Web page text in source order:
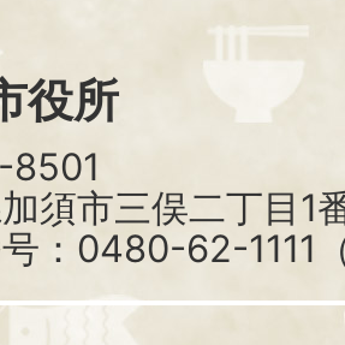
役所
須市三俣二丁目1
：0480-62-1111